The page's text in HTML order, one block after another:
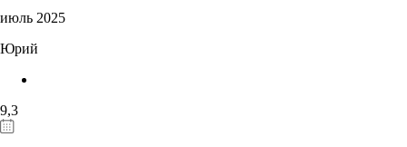
июль 2025
Юрий
9,3